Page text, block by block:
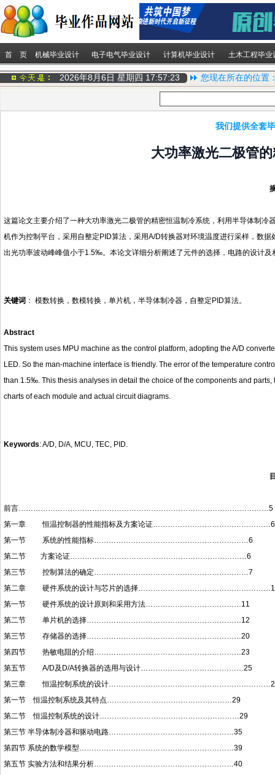
首 页 机械毕业设计 电子电气毕业设计 计算机毕业设计 土木工程毕业
2026年8月6日 星期四 17:57:23 您现在所在的位置
我们提供全套
大功率激光二极管
这篇论文主要介绍了一种大功率激光二极管的精密恒温制冷系统，利用半导体制
机作为控制平台，采用自整定PID算法，采用A/D转换器对环境温度进行采样，数
出光功率波动峰峰值小于1.5‰。本论文详细分析阐述了元件的选择，电路的设计
关键词 ： 模数转换，数模转换，单片机，半导体制冷器，自整定PID算法。
Abstract
This system uses MPU machine as the control platform, adopting the A/D
LED. So the man-machine interface is friendly. The error of the temperature
than 1.5‰. This thesis analyses in detail the choice of the components and
charts of each module and actual circuit diagrams.
Keywords: A/D, D/A, MCU, TEC, PID.
前言…………………………………………………………………………………………5
第一章 恒温控制器的性能指标及方案论证…………………………………………6
第一节 系统的性能指标………………………………………………………6
第二节 方案论证………………………………………………………………6
第三节 控制算法的确定………………………………………………………7
第二章 硬件系统的设计与芯片的选择
第一节 硬件系统的设计原则和采用方法…………………………………11
第二节 单片机的选择………………………………………………………12
第三节 存储器的选择………………………………………………………20
第四节 热敏电阻的介绍……………………………………………………23
第五节 A/D及D/A转换器的选用与设计……………………………………25
第三章 恒温控制系统的设计
第一节 恒温控制系统及其特点……………………………………………29
第二节 恒温控制系统的设计…………………………………………………29
第三节 半导体制冷器和驱动电路……………………………………………35
第四节 系统的数学模型………………………………………………………39
第五节 实验方法和结果分析…………………………………………………40